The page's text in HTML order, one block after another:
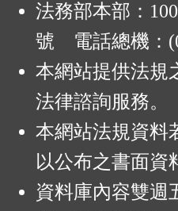
法務部本部：
號 電話總機：
本網站提供法規
法律諮詢服務。
本網站法規資料
以公布之書面資
資料庫內容雙週